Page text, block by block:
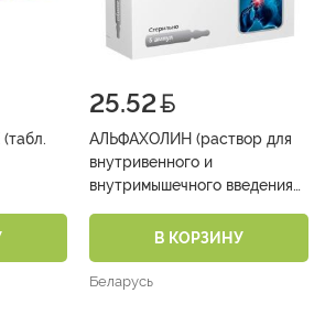
25.52
АЛЬФАХОЛИН (раствор для
внутривенного и
внутримышечного введения
В КОРЗИНУ
Беларусь